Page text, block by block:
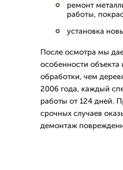
ремонт
работы,
установка
После осмотра мы
особенности объекта
обработки, чем
2006 года, каждый
работы от 124 дней.
срочных случаев
демонтаж